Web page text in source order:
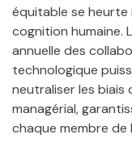
équitable se heurte
cognition humaine.
annuelle des
technologique
neutraliser les biais
managérial,
chaque membre de